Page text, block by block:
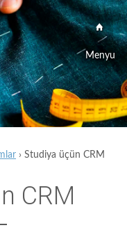
Menyu
› Studiya üçün CRM
CRM